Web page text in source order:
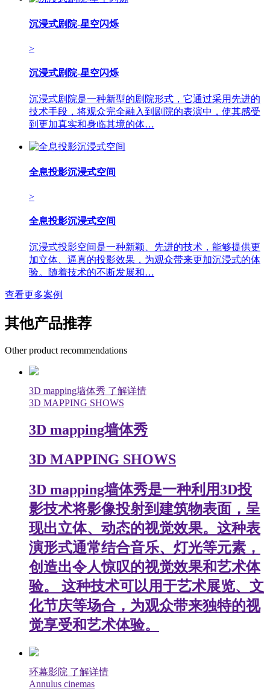
沉浸式剧院-星空闪烁
>
沉浸式剧院-星空闪烁
沉浸式剧院是一种新型的剧院形式，它通过采用先进的
技术手段，将观众完全融入到剧院的表演中，使其感受
到更加真实和身临其境的体…
全息投影沉浸式空间
>
全息投影沉浸式空间
沉浸式投影空间是一种新颖、先进的技术，能够提供更
加立体、逼真的投影效果，为观众带来更加沉浸式的体
验。随着技术的不断发展和…
查看更多案例
其他产品推荐
Other product recommendations
3D mapping墙体秀 了解详情
3D MAPPING SHOWS
3D mapping墙体秀
3D MAPPING SHOWS
3D mapping墙体秀是一种利用3D投
影技术将影像投射到建筑物表面，呈
现出立体、动态的视觉效果。这种表
演形式通常结合音乐、灯光等元素，
创造出令人惊叹的视觉效果和艺术体
验。 这种技术可以用于艺术展览、文
化节庆等场合，为观众带来独特的视
觉享受和艺术体验。
环幕影院 了解详情
Annulus cinemas